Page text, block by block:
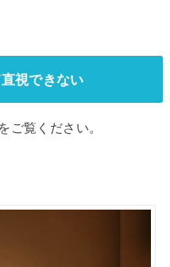
視できない
ご覧ください。